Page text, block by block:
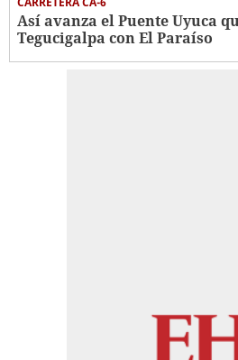
Así avanza el Puente Uyuca
Tegucigalpa con El Paraíso